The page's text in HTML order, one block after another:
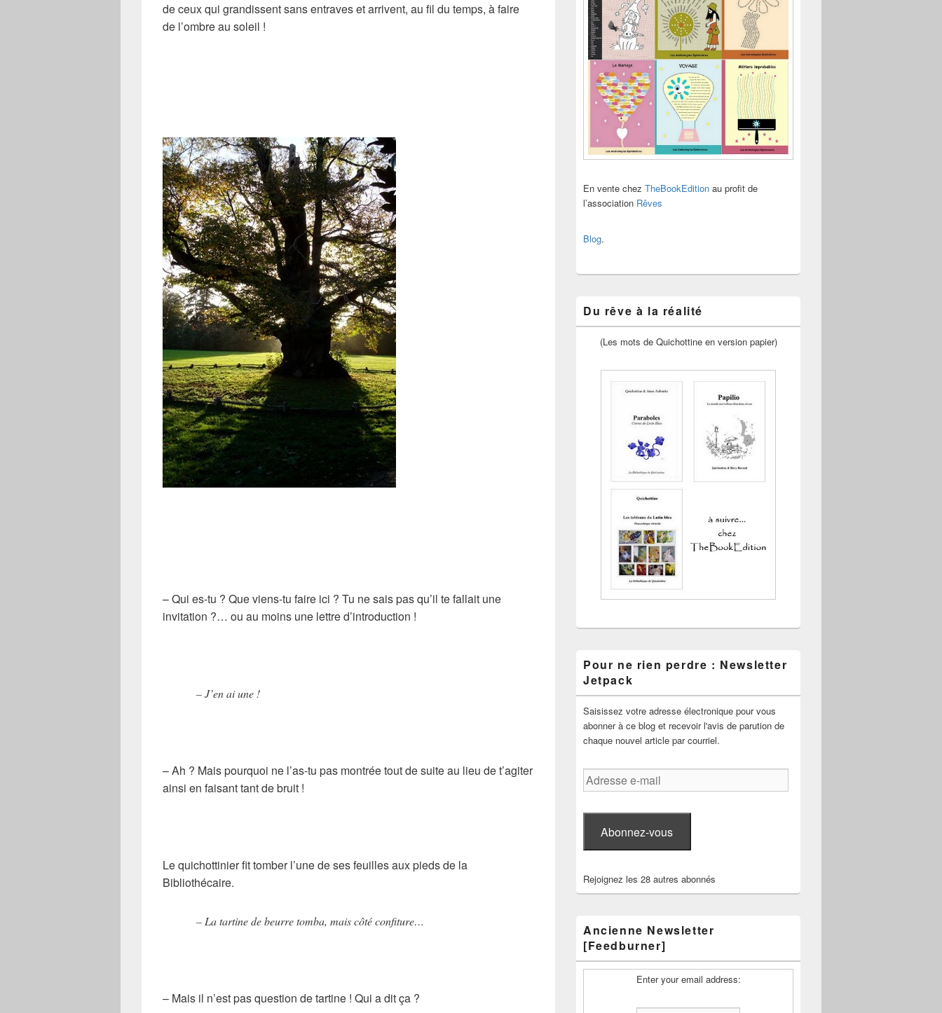
de ceux qui grandissent sans entraves et arrivent, au fil du temps, à faire
de l’ombre au soleil !
– Qui es-tu ? Que viens-tu faire ici ? Tu ne sais pas qu’il te fallait une
invitation ?… ou au moins une lettre d’introduction !
– J’en ai une !
– Ah ? Mais pourquoi ne l’as-tu pas montrée tout de suite au lieu de t’agiter
ainsi en faisant tant de bruit !
Le quichottinier fit tomber l’une de ses feuilles aux pieds de la
Bibliothécaire.
– La tartine de beurre tomba, mais côté confiture…
– Mais il n’est pas question de tartine ! Qui a dit ça ?
En vente chez TheBookEdition au profit de
l’association Rêves
Blog.
Du rêve à la réalité
(Les mots de Quichottine en version papier)
Pour ne rien perdre : Newsletter
Jetpack
Saisissez votre adresse électronique pour vous
abonner à ce blog et recevoir l'avis de parution de
chaque nouvel article par courriel.
Adresse
e-
Abonnez-vous
Rejoignez les 28 autres abonnés
Ancienne Newsletter
[Feedburner]
Enter your email address: